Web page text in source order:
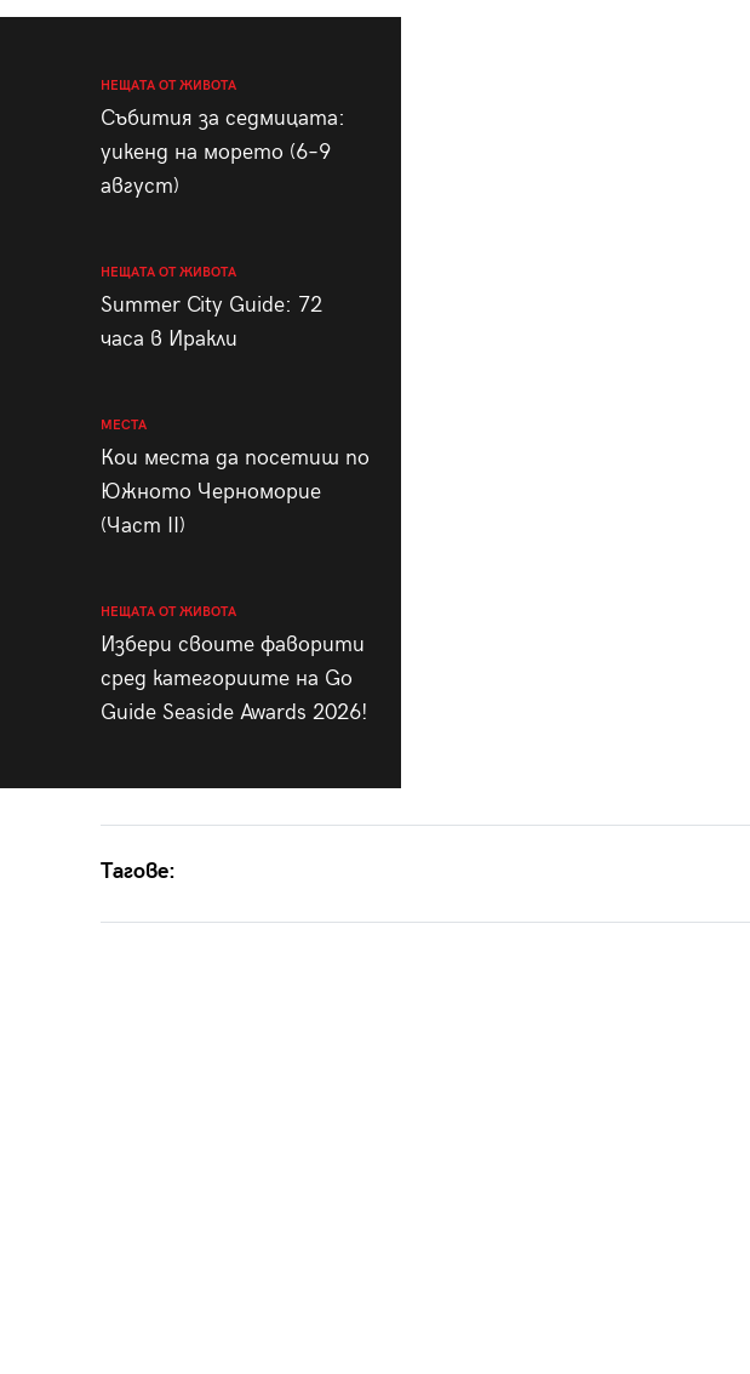
НЕЩАТА ОТ ЖИВОТА
Събития за седмицата:
уикенд на морето (6–9
август)
НЕЩАТА ОТ ЖИВОТА
Summer City Guide: 72
часа в Иракли
МЕСТА
Кои места да посетиш по
Южното Черноморие
(Част II)
НЕЩАТА ОТ ЖИВОТА
Избери своите фаворити
сред категориите на Go
Guide Seaside Awards 2026!
Тагове: